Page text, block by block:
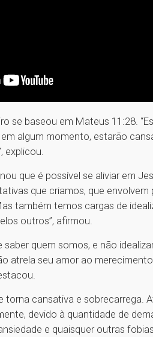
se baseou em Mateus 11:28.
algum momento, estarão
explicou.
que é possível se aliviar em
que criamos, que
também temos cargas de
outros”, afirmou.
quem somos, e não
atrela seu amor ao
torna cansativa e sobrecarrega.
devido à quantidade de
e quaisquer outras